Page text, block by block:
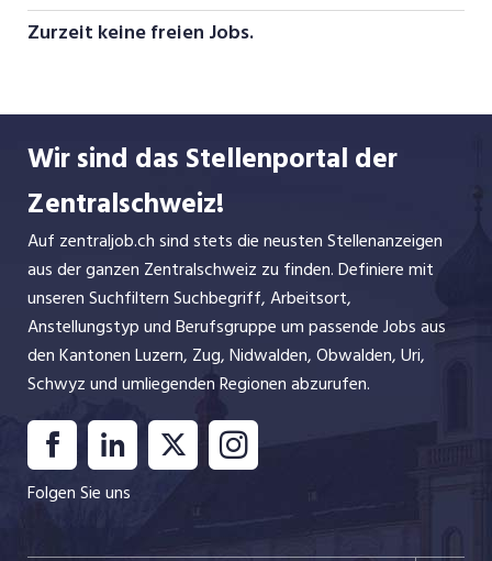
geschäftsführend und medizinisch
und MPAs.
Zurzeit keine freien Jobs.
Wir sind das Stellenportal der
Zentralschweiz!
Auf zentraljob.ch sind stets die neusten Stellenanzeigen
aus der ganzen Zentralschweiz zu finden. Definiere mit
unseren Suchfiltern Suchbegriff, Arbeitsort,
Anstellungstyp und Berufsgruppe um passende Jobs aus
den Kantonen Luzern, Zug, Nidwalden, Obwalden, Uri,
Schwyz und umliegenden Regionen abzurufen.
Folgen Sie uns